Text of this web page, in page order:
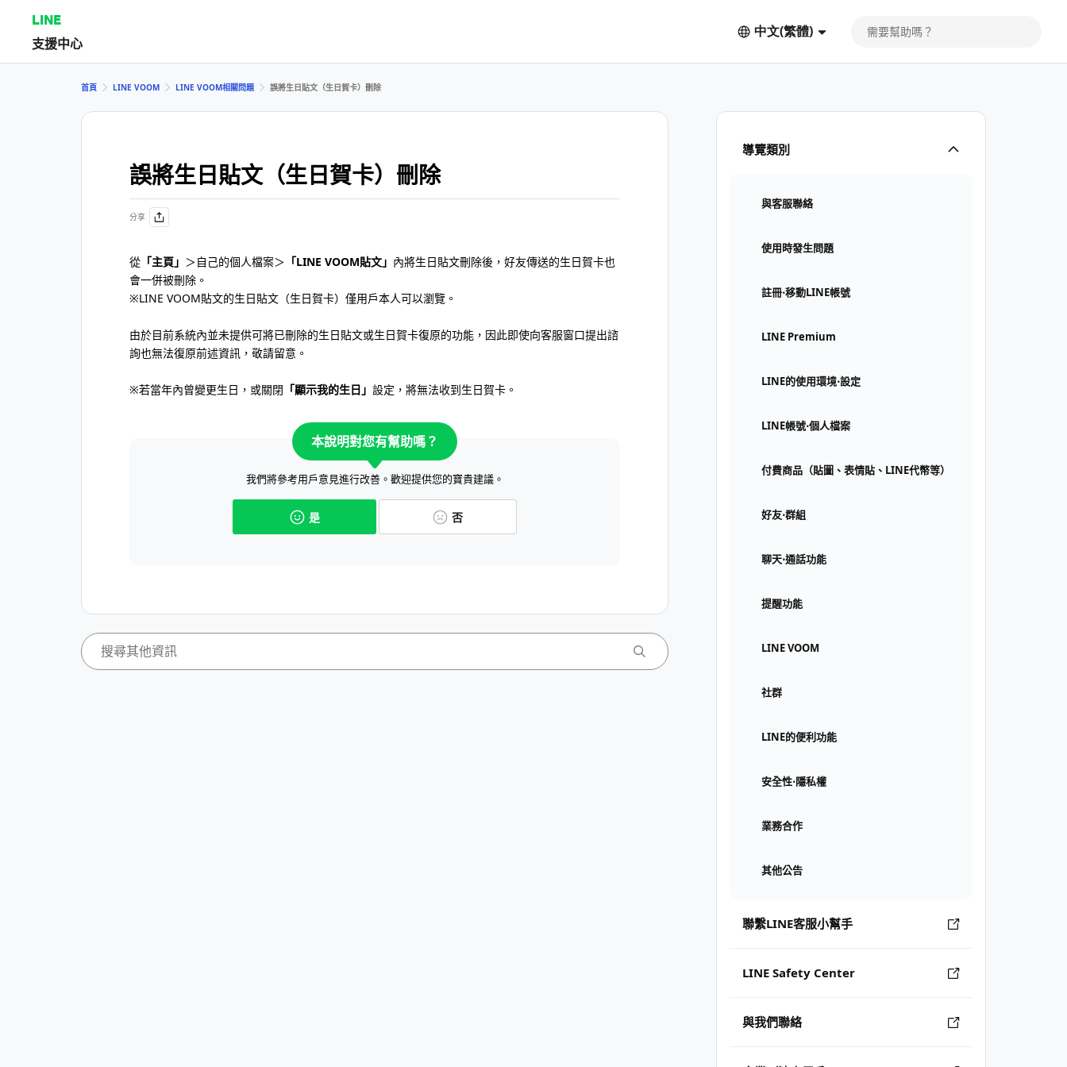
LINE
支援中心
中文(繁體)
導覽類別
與客服聯絡
使用時發生問題
註冊⋅移動LINE帳號
LINE Premium
LINE的使用環境⋅設定
LINE帳號⋅個人檔案
付費商品（貼圖、表情貼、LINE代幣等）
好友⋅群組
聊天⋅通話功能
提醒功能
LINE VOOM
社群
LINE的便利功能
安全性⋅隱私權
業務合作
其他公告
聯繫LINE客服小幫手
LINE Safety Center
與我們聯絡
首頁 LINE VOOM LINE VOOM相關問題 誤將生日貼文（生日賀卡）刪除
誤將生日貼文（生日賀卡）刪除
分享
從 「主頁」 ＞自己的個人檔案＞ 「LINE VOOM貼文」 內將生日貼文刪除後，好友傳送的生日賀卡也
會一併被刪除。
※LINE VOOM貼文的生日貼文（生日賀卡）僅用戶本人可以瀏覽。
由於目前系統內並未提供可將已刪除的生日貼文或生日賀卡復原的功能，因此即使向客服窗口提出諮
詢也無法復原前述資訊，敬請留意。
※若當年內曾變更生日，或關閉 「顯示我的生日」 設定，將無法收到生日賀卡。
本說明對您有幫助嗎？
我們將參考用戶意見進行改善。歡迎提供您的寶貴建議。
是 否